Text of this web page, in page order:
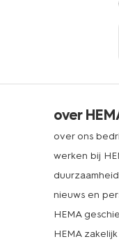
over
over ons
werken bij
duurzaamheid
nieuws en
HEMA
HEMA zakelijk